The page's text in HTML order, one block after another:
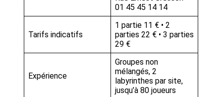
01 45 45 14 14
Tarifs indicatifs
1 partie 11 € • 2
parties 22 € • 3 parties
29 €
Expérience
Groupes non
mélangés, 2
labyrinthes par site,
jusqu’à 80 joueurs